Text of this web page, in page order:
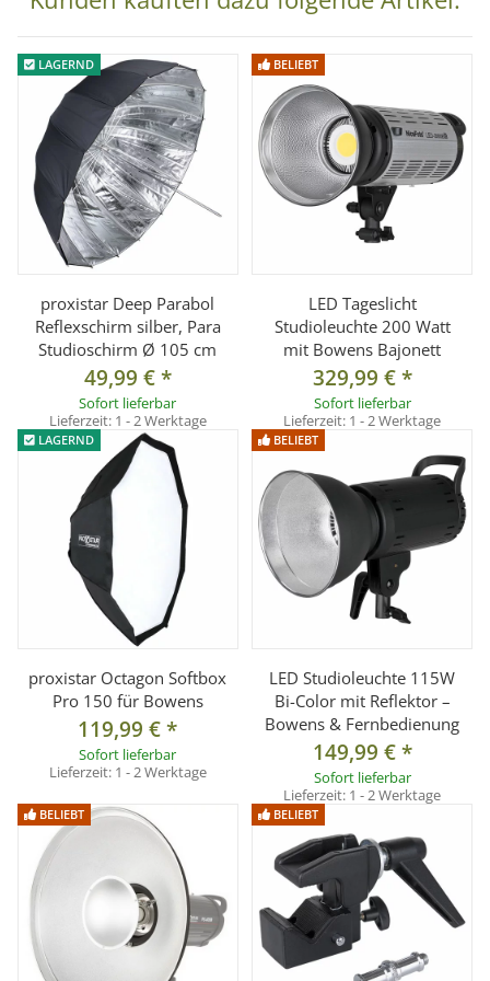
° Ideal für Portrait- und Beauty-Fotografie
° Anschlussadapter wie gewählt
° Faltbar ähnlich eines Studioschirms
° Für weiche und natürliche Ausleuchtung
Passend für Blitzgeräte/Leuchten von z.B.
- Anschlussadapter wie gewählt
Hinweis: optional sind weitere Anschlussadapter für z.B.
Elinchrom, Profoto, Balcar, Hensel, Richter usw. erhältlich
Lieferumfang:
1x Faltbarer Beauty Dish 65 cm inkl. Frontdiffusor, Waben
1x Anschlussadapter wie gewählt
1x Transport-/Aufbewahrungstasche
LAGERND
proxistar Deep Parabol
Reflexschirm silber, Para
Studioschirm Ø 105 cm
49,99 €*
Sofort lieferbar
Lieferzeit: 1 - 2 Werktage
BELIEBT
LED Tageslicht
Studioleuchte 200 Watt
mit Bowens Bajonett
329,99 €*
Sofort lieferbar
Lieferzeit: 1 - 2 Werktage
LAGERND
proxistar Octagon Softbox
Pro 150 für Bowens
119,99 €*
Sofort lieferbar
Lieferzeit: 1 - 2 Werktage
BELIEBT
LED Studioleuchte 115W
Bi-Color mit Reflektor –
Bowens & Fernbedienung
149,99 €*
Sofort lieferbar
Lieferzeit: 1 - 2 Werktage
BELIEBT BELIEBT